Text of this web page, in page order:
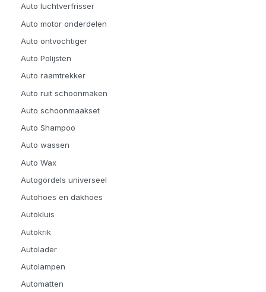
Auto luchtverfrisser
Auto motor onderdelen
Auto ontvochtiger
Auto Polijsten
Auto raamtrekker
Auto ruit schoonmaken
Auto schoonmaakset
Auto Shampoo
Auto wassen
Auto Wax
Autogordels universeel
Autohoes en dakhoes
Autokluis
Autokrik
Autolader
Autolampen
Automatten